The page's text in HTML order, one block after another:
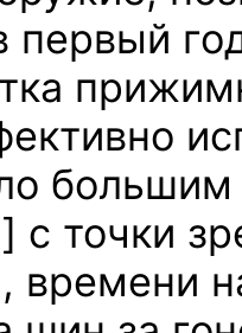
первый
с точки
времени